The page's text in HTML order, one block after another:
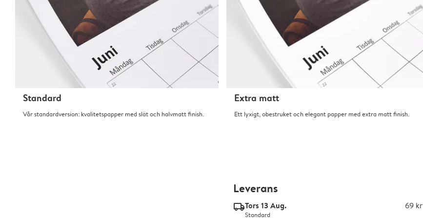
Standard
Vår standardversion: kvalitetspapper med slät och halvmatt finish.
Extra matt
Ett lyxigt, obestruket och elegant papper med extra matt finish.
Leverans
delivery_standard_v2Tors 13 Aug. 69 kr
Standard